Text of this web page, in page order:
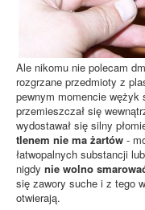
Ale nikomu nie polecam
rozgrzane przedmioty z
pewnym momencie wężyk
przemieszczał się
wydostawał się silny
tlenem nie ma żartów -
łatwopalnych substancji
nigdy nie wolno
się zawory suche i z tego
otwierają.